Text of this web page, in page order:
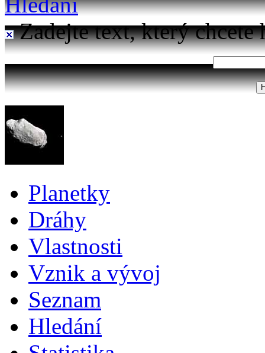
Zadejte text, který chcete
Planetky
Dráhy
Vlastnosti
Vznik a vývoj
Seznam
Hledání